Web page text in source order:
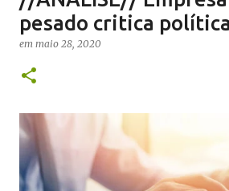
SALETE SILVA SAÚDE SERRA NEGRA
pesado critica
em maio 28, 2020